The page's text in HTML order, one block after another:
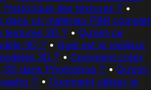
des textures ? •
dans un matériau PBR complet
textures 3D ? • Qu’est-ce
3D ? • Quel est le meilleur
3D ? • Comment créer
dans Photoshop ? • Qu’est-
? • Comment utiliser le